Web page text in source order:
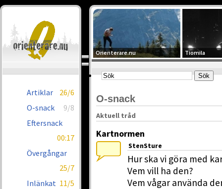
Artiklar
26/6
O-snack
9/8
Eftersnack
00:17
Övergångar
25/7
Inlänkat 11/5
Orienterare.nu Tiomila
O-snack
Aktuell tråd
Kartnormen
StenSture
Hur ska vi göra med
Vem vill ha den?
Vem vågar använda